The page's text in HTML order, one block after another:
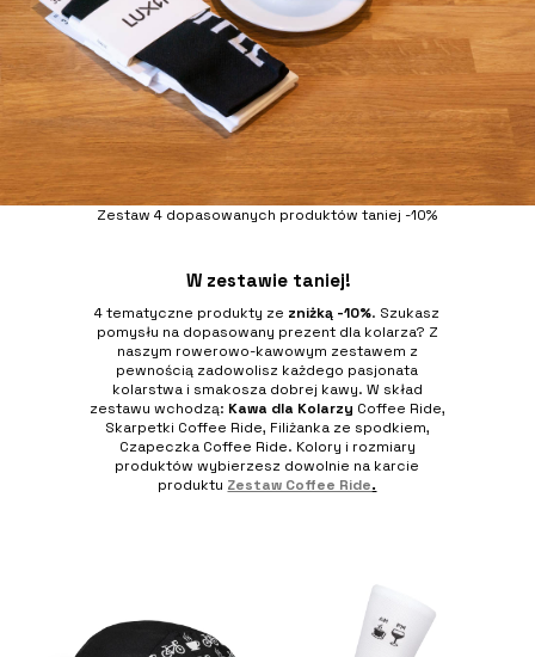
W zestawie taniej!
4 tematyczne produkty ze zniżką -10%. Szukasz
pomysłu na dopasowany prezent dla kolarza? Z
naszym rowerowo-kawowym zestawem z
pewnością zadowolisz każdego pasjonata
kolarstwa i smakosza dobrej kawy. W skład
zestawu wchodzą: Kawa dla Kolarzy Coffee Ride,
Skarpetki Coffee Ride, Filiżanka ze spodkiem,
Czapeczka Coffee Ride. Kolory i rozmiary
produktów wybierzesz dowolnie na karcie
produktu Zestaw Coffee Ride.
Zestaw 4 dopasowanych produktów taniej -10%